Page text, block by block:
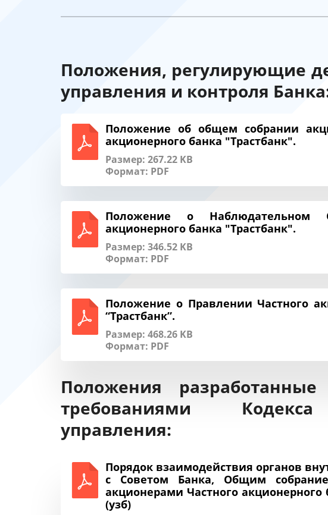
Положения, регулирующие
управления и контроля
Положение об общем собрании
акционерного банка "Трастбанк".
Размер: 267.22 KB
Формат: PDF
Положение о Наблюдательном
акционерного банка "Трастбанк".
Размер: 346.52 KB
Формат: PDF
Положение о Правлении Частного
“Трастбанк”.
Размер: 468.26 KB
Формат: PDF
Положения
требованиями Кодекса
управления:
Порядок взаимодействия органов
с Советом Банка, Общим
акционерами Частного акционерного
(узб)